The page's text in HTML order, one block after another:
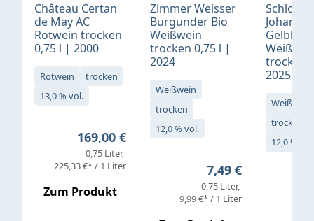
Château Certan
de May AC
Rotwein trocken
0,75 l | 2000
Rotwein
trocken
13,0 % vol.
Regulärer Preis:
169,00 €
0,75 Liter
225,33 €* / 1 Liter
Zum Produkt
Zimmer Weisser
Burgunder Bio
Weißwein
trocken 0,75 l |
2024
Weißwein
trocken
12,0 % vol.
Regulärer Preis:
7,49 €
0,75 Liter
9,99 €* / 1 Liter
Schloß
Gelblack
trocken
2025
Weißwein
trocken
12,0 % vol.